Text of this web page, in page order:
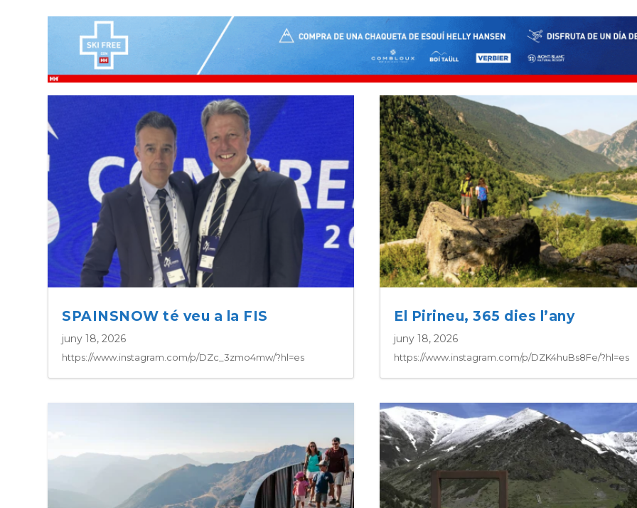
SPAINSNOW té veu a la FIS
juny 18, 2026
https://www.instagram.com/p/DZc_3zmo4mw/?hl=es
El Pirineu, 365 dies l’any
juny 18, 2026
https://www.instagram.com/p/DZK4huBs8Fe/?hl=es